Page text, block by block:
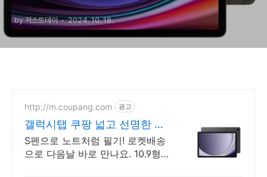
by 저스트데이 2024. 10. 18.
http://m.coupang.com 광고
갤럭시탭 쿠팡 넓고 선명한 화
면
S펜으로 노트처럼 필기! 로켓배송
으로 다음날 바로 만나요. 10.9형